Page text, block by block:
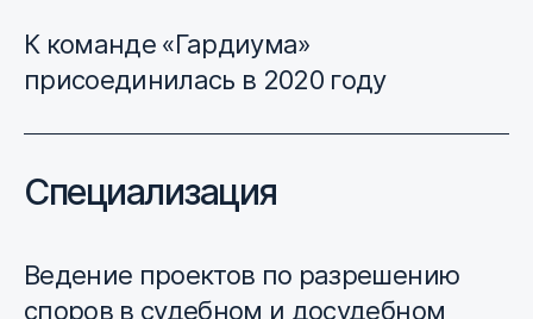
К команде «Гардиума»
присоединилась в 2020 году
Специализация
Ведение проектов по разрешению
споров в судебном и досудебном